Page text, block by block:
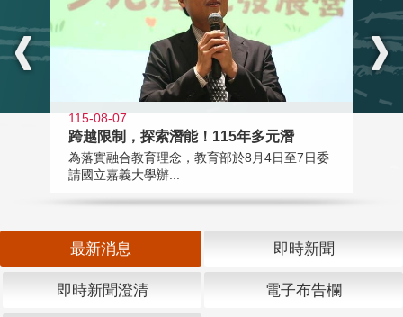
115-08-07
跨越限制，探索潛能！115年多元潛
為落實融合教育理念，教育部於8月4日至7日委
請國立嘉義大學辦...
最新消息 即時新聞
即時新聞澄清 電子布告欄